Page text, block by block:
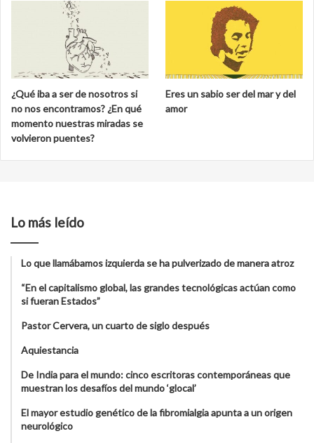
¿Qué iba a ser de nosotros si
no nos encontramos? ¿En qué
momento nuestras miradas se
volvieron puentes?
Eres un sabio ser del mar y del
amor
Lo más leído
Lo que llamábamos izquierda se ha pulverizado de manera atroz
“En el capitalismo global, las grandes tecnológicas actúan como
si fueran Estados”
Pastor Cervera, un cuarto de siglo después
Aquiestancia
De India para el mundo: cinco escritoras contemporáneas que
muestran los desafíos del mundo ‘glocal’
El mayor estudio genético de la fibromialgia apunta a un origen
neurológico